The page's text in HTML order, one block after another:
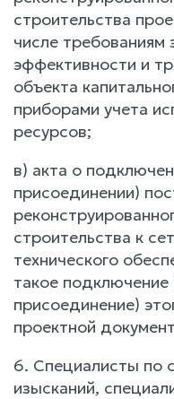
строительства
числе требованиям
эффективности и
объекта
приборами учета
ресурсов;
в) акта о
присоединении)
строительства к
технического
такое подключение
присоединение)
проектной
6. Специалисты по
изысканий,